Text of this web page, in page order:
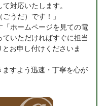
対応いたします。
ごうだ）です！」
「ホームページを見ての電
いただければすぐに担当
お申し付けくださいま
すよう迅速・丁寧を心が